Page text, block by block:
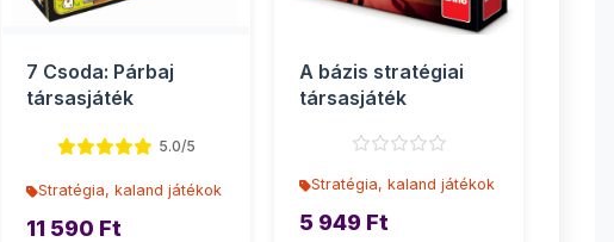
7 Csoda: Párbaj
társasjáték
5.0/5
Stratégia, kaland játékok
11 590 Ft
A bázis stratégiai
társasjáték
Stratégia, kaland játékok
5 949 Ft